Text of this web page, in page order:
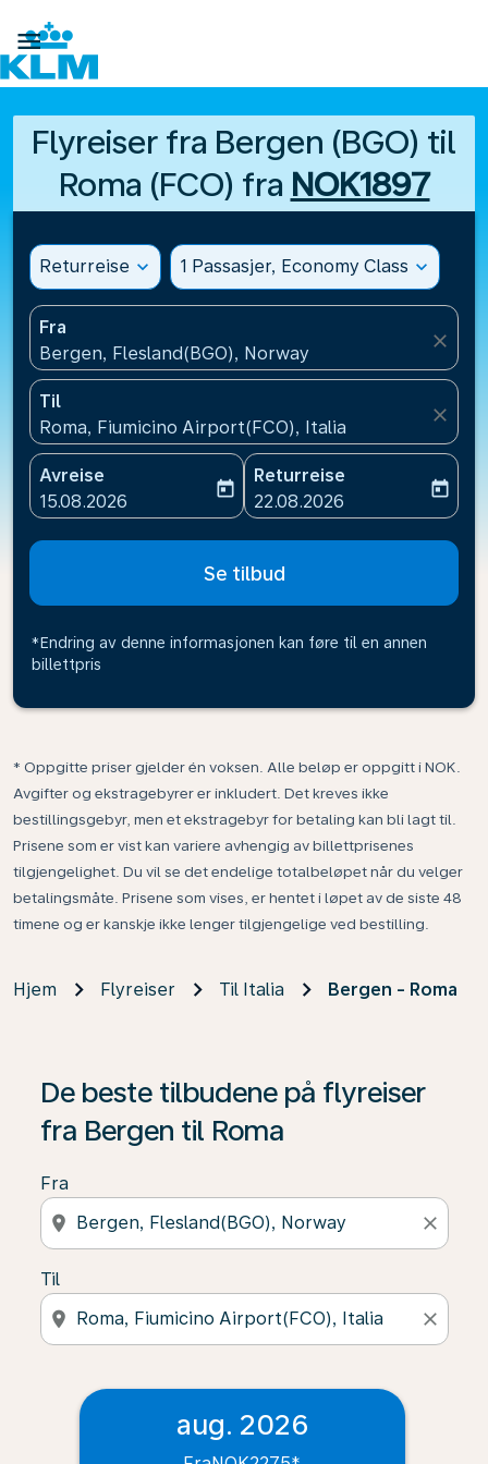

Flyreiser fra Bergen (BGO) til
Roma (FCO) fra NOK1897
Returreise expand_more 1 Passasjer, Economy Class expand_more
Fra
Bergen, Flesland(BGO), Norway
close
Til
Roma, Fiumicino Airport(FCO), Italia
close
Avreise
fc-booking-departure-date-aria-label
15.08.2026
today
Returreise
fc-booking-return-date-
22.08.2026
today
Se tilbud
*Endring av denne informasjonen kan føre til en annen
billettpris
* Oppgitte priser gjelder én voksen. Alle beløp er oppgitt i NOK.
Avgifter og ekstragebyrer er inkludert. Det kreves ikke
bestillingsgebyr, men et ekstragebyr for betaling kan bli lagt til.
Prisene som er vist kan variere avhengig av billettprisenes
tilgjengelighet. Du vil se det endelige totalbeløpet når du velger
betalingsmåte. Prisene som vises, er hentet i løpet av de siste 48
timene og er kanskje ikke lenger tilgjengelige ved bestilling.
Hjem Flyreiser Til Italia Bergen - Roma
De beste tilbudene på flyreiser
fra Bergen til Roma
Fra
location_on close
Til
location_on close
aug. 2026